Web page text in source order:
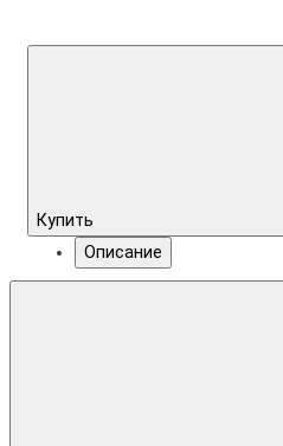
Купить
Описание